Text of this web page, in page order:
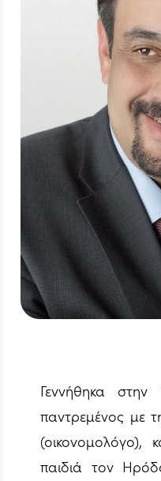
Γεννήθηκα
παντρεμένος με
(οικονομολόγο),
παιδιά τον